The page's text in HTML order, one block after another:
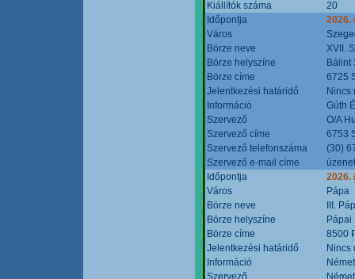
Kiállítók száma
20
Időpontja
2026.
Város
Börze neve
XVII.
Börze helyszíne
Bálint
Börze címe
6725
Jelentkezési határidő
Nincs
Információ
Gúth
Szervező
O/A
Szervező címe
6753
Szervező telefonszáma
(30)
Szervező e-mail címe
Időpontja
2026.
Város
Pápa
Börze neve
III.
Börze helyszíne
Pápai
Börze címe
8500
Jelentkezési határidő
Nincs
Információ
Szervező